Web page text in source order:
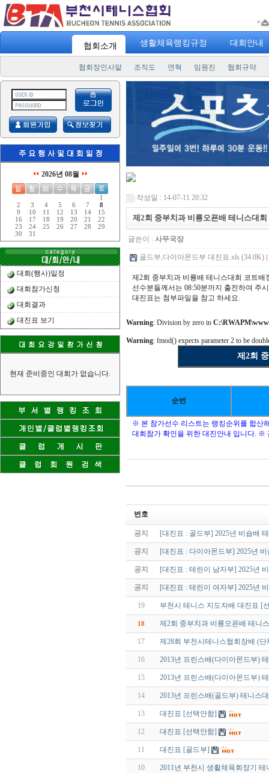
스포
협회소개 생활체육랭킹규정 대회안내
협회장인사말 조직도 연혁 임원진 협회규약
2026년 08월
1
2
3 4 5 6 7
8
9
10 11 12 13 14
15
16
17 18 19 20 21
22
23
24 25 26 27 28
29
30
31
대회(행사)일정
대회참가신청
대회결과
대진표 보기
현재 준비중인 대회가 없습니다.
작성일 : 14-07-11 20:32
제2회 중부치과 비룡오픈배 테니스대
글쓴이 : 사무국장
골드부,다이아몬드부 대진표.xls (34.0K)
제2회 중부치과 비룡배 테니스대회 코트배
선수분들께서는 08:50분까지 출전하여 주
대진표는 첨부파일을 참고 하세요.
Warning: Division by zero in
Warning: fmod() expects parameter 2 to be
제2회
순번
※ 본 참가선수 리스트는 랭킹순위를 합산
대회참가 확인을 위한 대진안내 입니다. ※
번호
공지 [대진표 : 골드부] 2025년 비숍배
공지 [대진표 : 다이아몬드부] 2025년
공지 [대진표 : 테린이 남자부] 2025년
공지 [대진표 : 테린이 여자부] 2025년
19 부천시 테니스 지도자배 대진표 [
18 제2회 중부치과 비룡오픈배 테니
17 제28회 부천시테니스협회장배 (
16 2013년 프린스배(다이아몬드부)
15 2013년 프린스배(다이아몬드부)
14 2013년 프린스배(골드부) 테니스
13 대진표 [선택안함]
12 대진표 [선택안함]
11 대진표 [골드부]
10 2011년 부천시 생활체육회장기